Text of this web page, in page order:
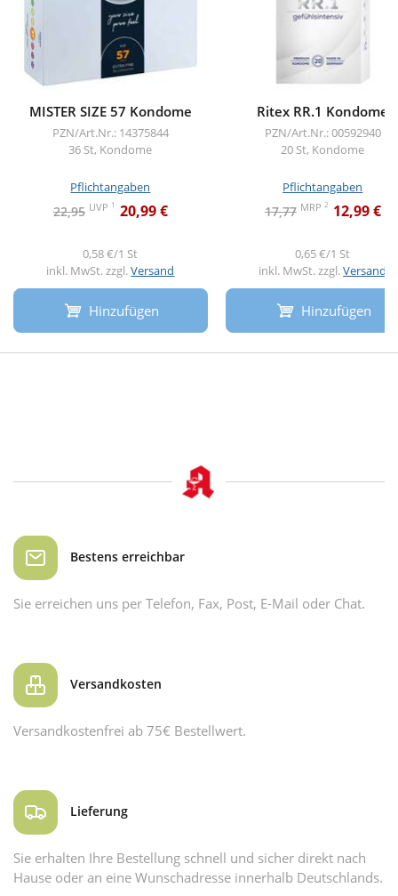
MISTER SIZE 57 Kondome
PZN/Art.Nr.: 14375844
36 St, Kondome
Pflichtangaben
22,95 UVP 1 20,99 €
0,58 €/1 St
inkl. MwSt. zzgl.Versand
Hinzufügen
Ritex RR.1 Kondome
PZN/Art.Nr.: 00592940
20 St, Kondome
Pflichtangaben
17,77 MRP 2 12,99 €
0,65 €/1 St
inkl. MwSt. zzgl.Versand
Hinzufügen
Bestens erreichbar
Sie erreichen uns per Telefon, Fax, Post, E-Mail oder Chat.
Versandkosten
Versandkostenfrei ab 75€ Bestellwert.
Lieferung
Sie erhalten Ihre Bestellung schnell und sicher direkt nach
Hause oder an eine Wunschadresse innerhalb Deutschlands.